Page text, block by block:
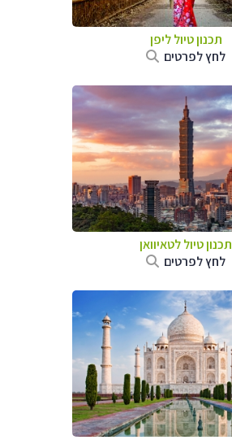
תכנון טיולליפן
לחץ לפרטים
תכנון טיוללטאיוואן
לחץ לפרטים